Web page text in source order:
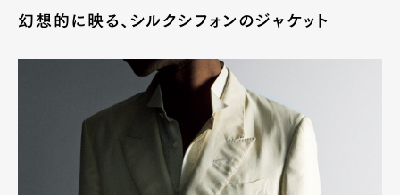
幻想的に映る、シルクシフォンのジャケット